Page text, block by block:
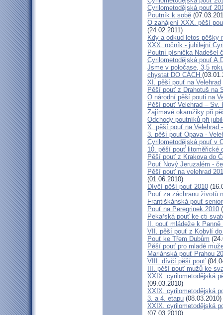
Cyrilometodějská pouť
Poutník k sobě
O zahájení XXX. pěší
(24.02.2011)
Kdy a odkud letos pěšky
XXX. ročník - jubilejní
Poutní písnička Nadešel
Cyrilometodějská pouť
Jsme v poločase, 3,5
chystat DO CÁCH
XI. pěší pouť na Velehrad
Pěší pouť z Drahotuš na
O národní pěší pouti na
Pěší pouť Velehrad – Sv.
Zajímavé okamžiky při
Odchody poutníků při
X. pěší pouť na Velehrad
3. pěší pouť Opava -
Cyrilometodějská pouť v
10. pěší pouť litoměřické
Pěší pouť z Krakova do
Pouť Nový Jeruzalém -
Pěší pouť na velehrad
(01.06.2010)
Dívčí pěší pouť 2010
Pouť za záchranu životů
Františkánská pouť
Pouť na Peregrinek 2010
Pekařská pouť ke cti
II. pouť mládeže k
VII. pěší pouť z Kobylí
Pouť ke Třem Dubům
Pěší pouť pro mladé
Mariánská pouť Prahou
VIII. dívčí pěší pouť
III. pěší pouť mužů ke
XXIX. cyrilometodějská
(09.03.2010)
XXIX. cyrilometodějská
3. a 4. etapu (08.03.2010)
XXIX. cyrilometodějská
(07.03.2010)